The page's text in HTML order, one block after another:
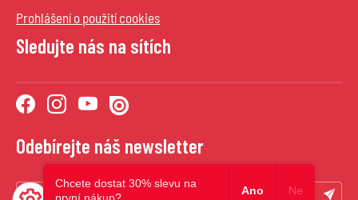
Prohlášení o použití cookies
Sledujte nás na sítích
Odebírejte náš newsletter
Chcete dostat 30% slevu na
Ano Ne